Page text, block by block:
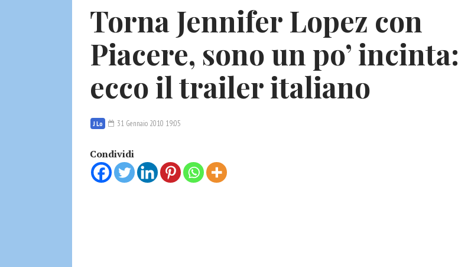
Torna Jennifer Lopez con
Piacere, sono un po’ incinta:
ecco il trailer italiano
J Lo 31 Gennaio 2010 19:05
Condividi